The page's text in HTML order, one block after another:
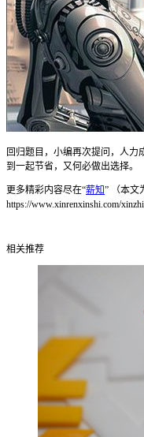
回归题目，小编再次提问，人
到一起节省，又何必做出选择。
更多精彩内容尽在“薪知” （本文
https://www.xinrenxinshi.com/xinzhi
相关推荐